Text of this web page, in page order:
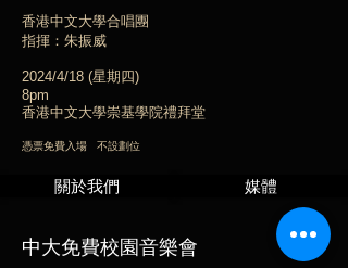
香港中文大學合唱團
指揮：朱振威
2024/4/18 (星期四)
8pm
​香港中文大學崇基學院禮拜堂
憑票免費入場 不設劃位
關於我們 媒體
中大免費校園音樂會